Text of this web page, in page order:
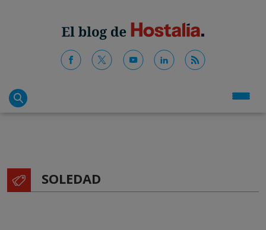
SOLEDAD